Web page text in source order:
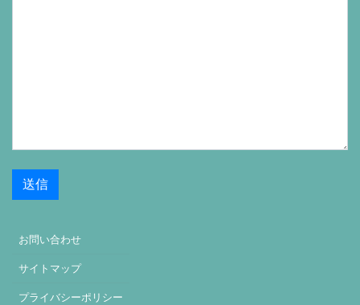
お問い合わせ
サイトマップ
プライバシーポリシー